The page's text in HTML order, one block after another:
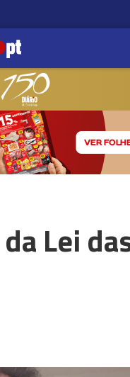
Lei